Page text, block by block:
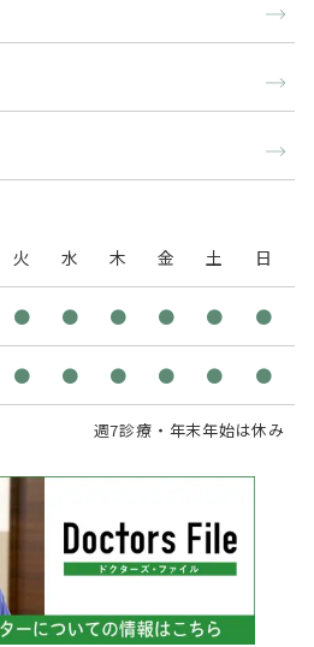
火 水 木 金 土 日
● ● ● ● ● ●
● ● ● ● ● ●
週7診療・年末年始は休み